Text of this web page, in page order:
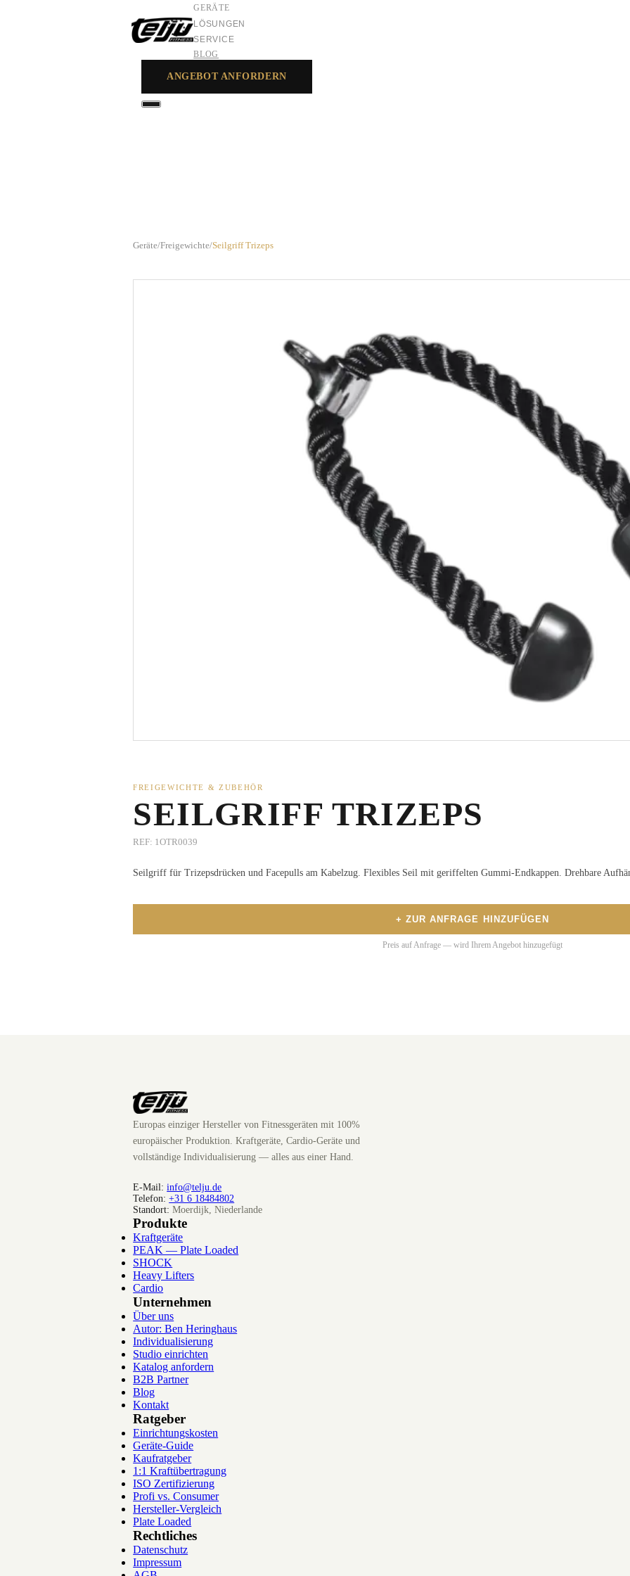
GERÄTE
LÖSUNGEN
SERVICE
BLOG
ANGEBOT ANFORDERN
Geräte/Freigewichte/Seilgriff Trizeps
FREIGEWICHTE & ZUBEHÖR
SEILGRIFF TRIZEPS
REF: 1OTR0039
Seilgriff für Trizepsdrücken und Facepulls am Kabelzug. Flexibles Seil mit geriffelten Gummi-Endkappen. Drehbare
+ ZUR ANFRAGE HINZUFÜGEN
Preis auf Anfrage — wird Ihrem Angebot hinzugefügt
Europas einziger Hersteller von Fitnessgeräten mit 100%
europäischer Produktion. Kraftgeräte, Cardio-Geräte und
vollständige Individualisierung — alles aus einer Hand.
E-Mail: info@telju.de
Telefon: +31 6 18484802
Standort: Moerdijk, Niederlande
Produkte
Kraftgeräte
PEAK — Plate Loaded
SHOCK
Heavy Lifters
Cardio
Unternehmen
Über uns
Autor: Ben Heringhaus
Individualisierung
Studio einrichten
Katalog anfordern
B2B Partner
Blog
Kontakt
Ratgeber
Einrichtungskosten
Geräte-Guide
Kaufratgeber
1:1 Kraftübertragung
ISO Zertifizierung
Profi vs. Consumer
Hersteller-Vergleich
Plate Loaded
Rechtliches
Datenschutz
Impressum